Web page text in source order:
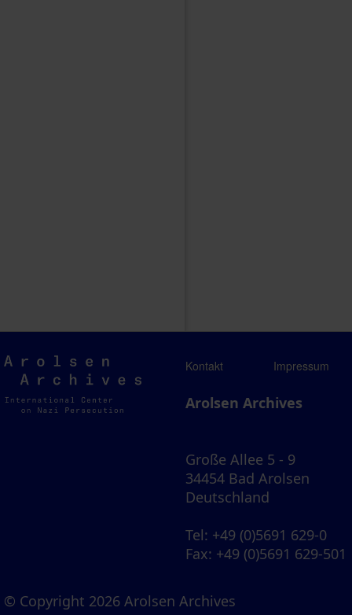
Arolsen
Archives
Kontakt Impressum
Arolsen Archives
Große Allee 5 - 9
34454 Bad Arolsen
Deutschland
Tel: +49 (0)5691 629-0
Fax: +49 (0)5691 629-501
© Copyright 2026 Arolsen Archives